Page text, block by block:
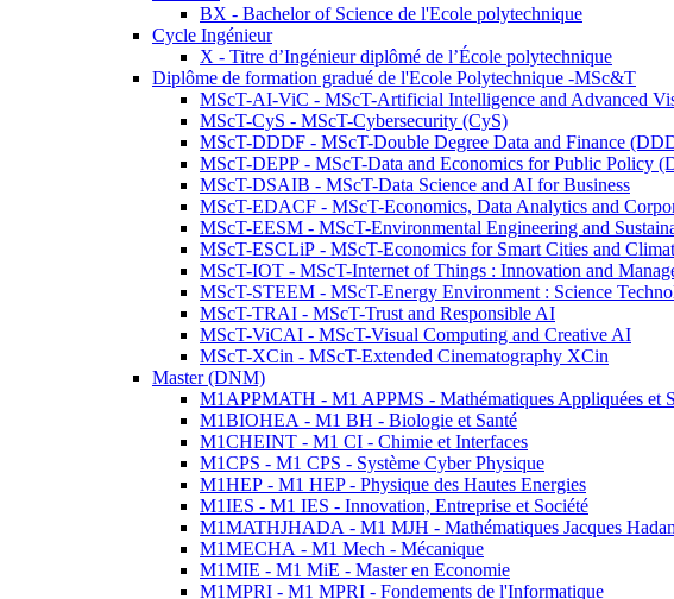
BX - Bachelor of Science de l'Ecole polytechnique
Cycle Ingénieur
X - Titre d’Ingénieur diplômé de l’École polytechnique
Diplôme de formation gradué de l'Ecole Polytechnique -MSc&T
MScT-AI-ViC - MScT-Artificial Intelligence and Advanced
MScT-CyS - MScT-Cybersecurity (CyS)
MScT-DDDF - MScT-Double Degree Data and Finance
MScT-DEPP - MScT-Data and Economics for Public Policy
MScT-DSAIB - MScT-Data Science and AI for Business
MScT-EDACF - MScT-Economics, Data Analytics and
MScT-EESM - MScT-Environmental Engineering and
MScT-ESCLiP - MScT-Economics for Smart Cities and
MScT-IOT - MScT-Internet of Things : Innovation and
MScT-STEEM - MScT-Energy Environment : Science
MScT-TRAI - MScT-Trust and Responsible AI
MScT-ViCAI - MScT-Visual Computing and Creative AI
MScT-XCin - MScT-Extended Cinematography XCin
Master (DNM)
M1APPMATH - M1 APPMS - Mathématiques Appliquées et
M1BIOHEA - M1 BH - Biologie et Santé
M1CHEINT - M1 CI - Chimie et Interfaces
M1CPS - M1 CPS - Système Cyber Physique
M1HEP - M1 HEP - Physique des Hautes Energies
M1IES - M1 IES - Innovation, Entreprise et Société
M1MATHJHADA - M1 MJH - Mathématiques Jacques
M1MECHA - M1 Mech - Mécanique
M1MIE - M1 MiE - Master en Economie
M1MPRI - M1 MPRI - Fondements de l'Informatique